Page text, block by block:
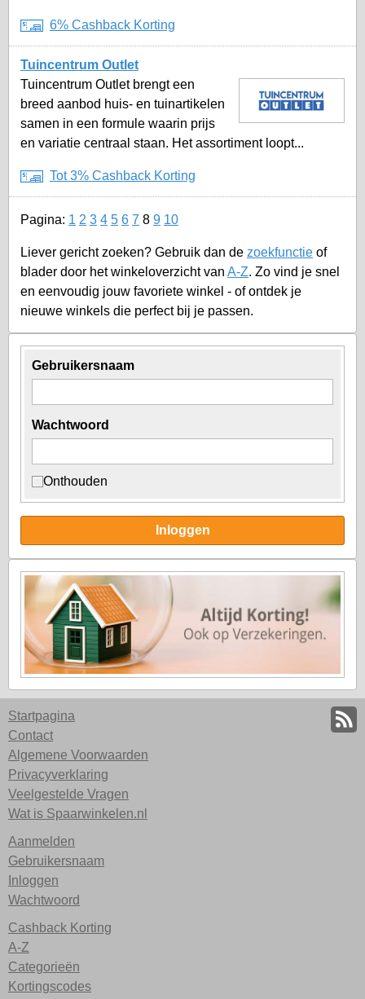
Gebruikersnaam
Wachtwoord
Onthouden
Inloggen
6% Cashback Korting
Tuincentrum Outlet
Tuincentrum Outlet brengt een
breed aanbod huis- en tuinartikelen
samen in een formule waarin prijs
en variatie centraal staan. Het assortiment loopt...
Tot 3% Cashback Korting
Pagina: 1 2 3 4 5 6 7 8 9 10
Liever gericht zoeken? Gebruik dan de zoekfunctie of
blader door het winkeloverzicht van A-Z. Zo vind je snel
en eenvoudig jouw favoriete winkel - of ontdek je
nieuwe winkels die perfect bij je passen.
Startpagina
Contact
Algemene Voorwaarden
Privacyverklaring
Veelgestelde Vragen
Wat is Spaarwinkelen.nl
Aanmelden
Gebruikersnaam
Inloggen
Wachtwoord
Cashback Korting
A-Z
Categorieën
Kortingscodes